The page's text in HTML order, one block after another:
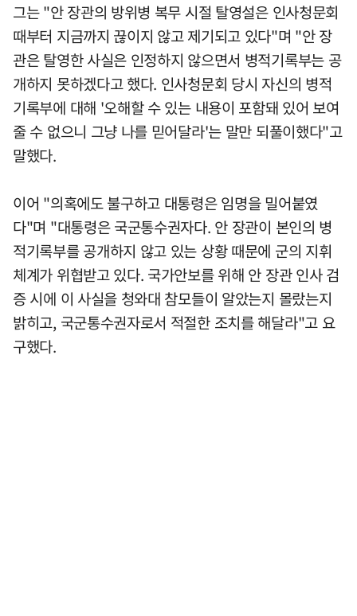
그는 "안 장관의 방위병 복무 시절 탈영설은 인사청문회
때부터 지금까지 끊이지 않고 제기되고 있다"며 "안 장
관은 탈영한 사실은 인정하지 않으면서 병적기록부는 공
개하지 못하겠다고 했다. 인사청문회 당시 자신의 병적
기록부에 대해 '오해할 수 있는 내용이 포함돼 있어 보여
줄 수 없으니 그냥 나를 믿어달라'는 말만 되풀이했다"고
말했다.
이어 "의혹에도 불구하고 대통령은 임명을 밀어붙였
다"며 "대통령은 국군통수권자다. 안 장관이 본인의 병
적기록부를 공개하지 않고 있는 상황 때문에 군의 지휘
체계가 위협받고 있다. 국가안보를 위해 안 장관 인사 검
증 시에 이 사실을 청와대 참모들이 알았는지 몰랐는지
밝히고, 국군통수권자로서 적절한 조치를 해달라"고 요
구했다.